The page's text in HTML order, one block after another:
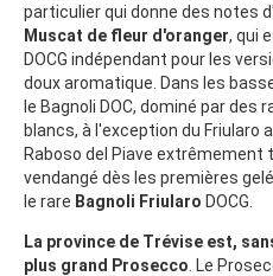
particulier qui donne des notes
Muscat de fleur d'oranger, qui
DOCG indépendant pour les
doux aromatique. Dans les
le Bagnoli DOC, dominé par
blancs, à l'exception du Friularo
Raboso del Piave
vendangé dès les premières
le rare Bagnoli Friularo DOCG.
La province de Trévise est,
plus grand Prosecco . Le